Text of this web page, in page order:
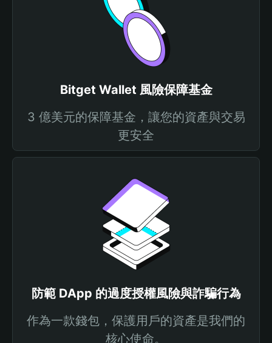
Bitget Wallet 風險保障基金
3 億美元的保障基金，讓您的資產與交易
更安全
防範 DApp 的過度授權風險與詐騙行為
作為一款錢包，保護用戶的資產是我們的
核心使命。